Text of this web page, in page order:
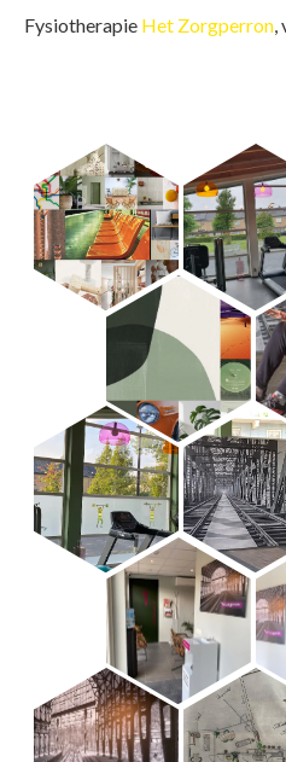
Fysiotherapie Het Zorgperron,